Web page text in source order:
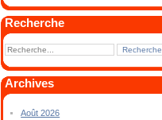
Recherche
Archives
Août 2026